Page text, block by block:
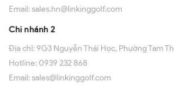
Email:sales.hn@linkinggolf.com
Chi nhánh 2
Địa chỉ:9G3 Nguyễn Thái Học, Phường Tam
Hotline:0939 232 868
Email:sales@linkinggolf.com